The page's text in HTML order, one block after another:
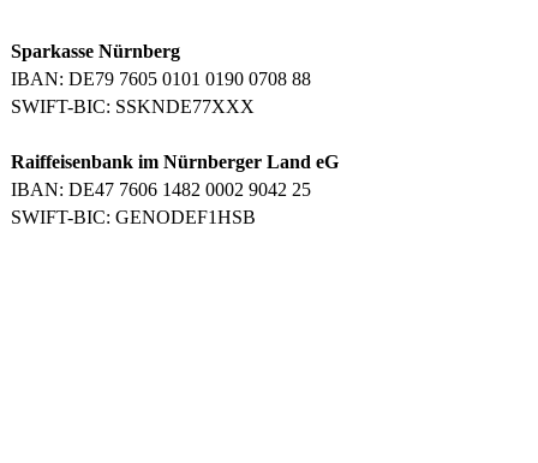
Sparkasse Nürnberg
IBAN: DE79 7605 0101 0190 0708 88
SWIFT-BIC: SSKNDE77XXX
Raiffeisenbank im Nürnberger Land eG
IBAN: DE47 7606 1482 0002 9042 25
SWIFT-BIC: GENODEF1HSB